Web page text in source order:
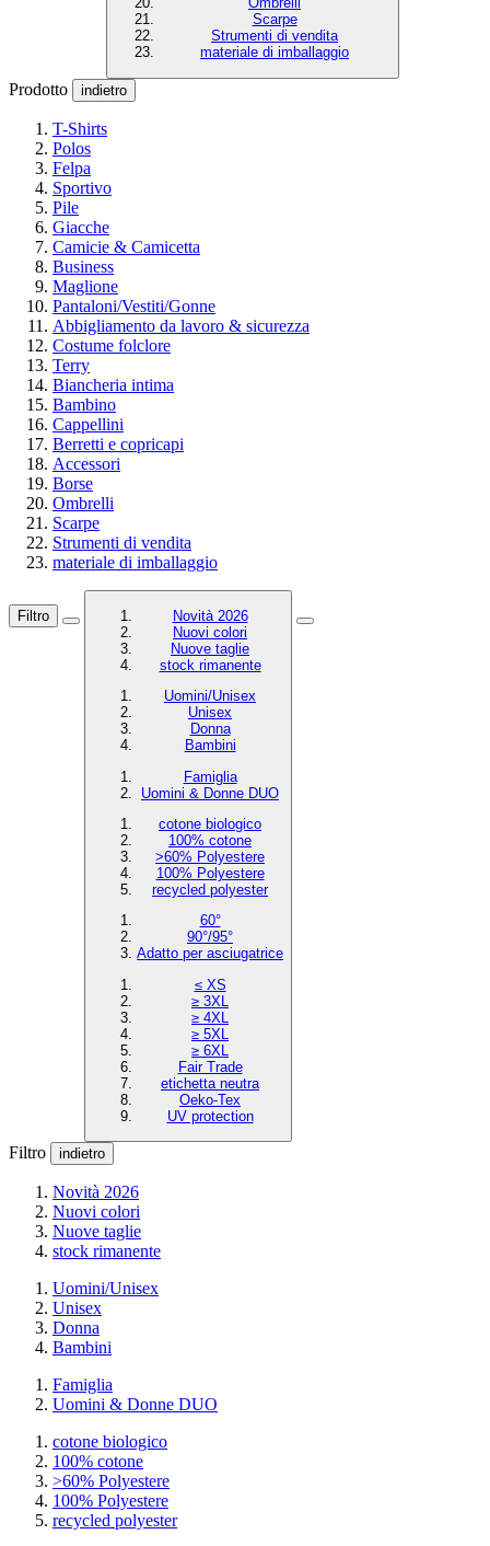
Scarpe
Strumenti di vendita
materiale di imballaggio
Prodotto indietro
T-Shirts
Polos
Felpa
Sportivo
Pile
Giacche
Camicie & Camicetta
Business
Maglione
Pantaloni/Vestiti/Gonne
Abbigliamento da lavoro & sicurezza
Costume folclore
Terry
Biancheria intima
Bambino
Cappellini
Berretti e copricapi
Accessori
Borse
Ombrelli
Scarpe
Strumenti di vendita
materiale di imballaggio
Filtro
Novità 2026
Nuovi colori
Nuove taglie
stock rimanente
Uomini/Unisex
Unisex
Donna
Bambini
Famiglia
Uomini & Donne DUO
cotone biologico
100% cotone
>60% Polyestere
100% Polyestere
recycled polyester
60°
90°/95°
Adatto per asciugatrice
≤ XS
≥ 3XL
≥ 4XL
≥ 5XL
≥ 6XL
Fair Trade
etichetta neutra
Oeko-Tex
UV protection
Filtro indietro
Novità 2026
Nuovi colori
Nuove taglie
stock rimanente
Uomini/Unisex
Unisex
Donna
Bambini
Famiglia
Uomini & Donne DUO
cotone biologico
100% cotone
>60% Polyestere
100% Polyestere
recycled polyester